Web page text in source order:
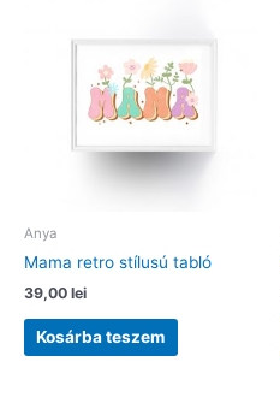
a
Anya
Mama retro stílusú tabló
39,00 lei
Kosárba teszem